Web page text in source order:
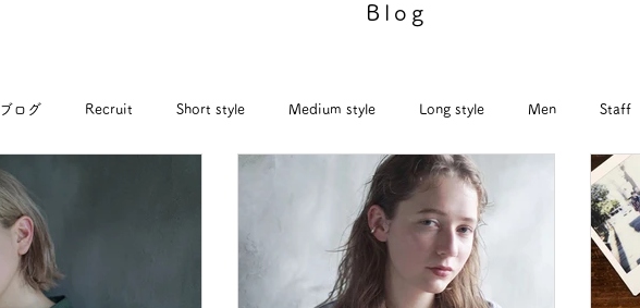
Blog
ブログ Recruit Short style Medium style​ Long style Men Staff